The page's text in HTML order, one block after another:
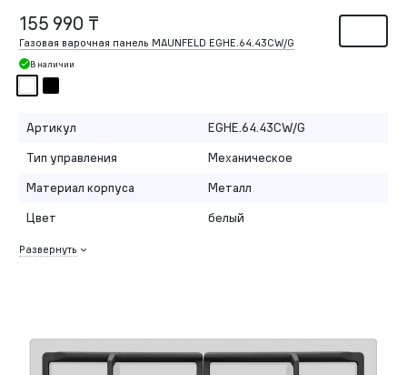
155 990 ₸
Газовая варочная панель MAUNFELD EGHE.64.43CW/G
В наличии
Артикул
EGHE.64.43CW/G
Тип управления
Механическое
Материал корпуса
Металл
Цвет
белый
Развернуть